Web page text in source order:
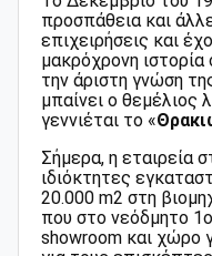
προσπάθεια και
επιχειρήσεις και
μακρόχρονη
την άριστη γνώση
μπαίνει ο θεμέλιος
γεννιέται το «
Σήμερα, η εταιρεία
ιδιόκτητες
20.000 m2 στη
που στο νεόδμητο
showroom και χώρο